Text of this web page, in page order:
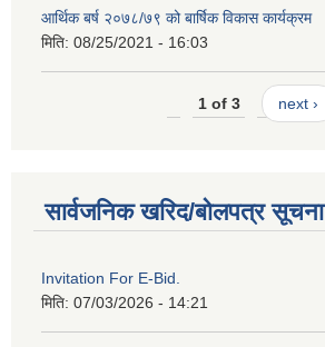
आर्थिक बर्ष २०७८/७९ को बार्षिक विकास कार्यक्रम
मिति: 08/25/2021 - 16:03
1 of 3 next ›
सार्वजनिक खरिद/बोलपत्र सूचना
Invitation For E-Bid.
मिति: 07/03/2026 - 14:21